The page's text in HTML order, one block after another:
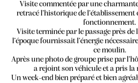
Visite commentée par une
retracé l’historique de
fonctionnement.
Visite terminée par le passage près de
l’époque fournissait l’énergie
ce moulin.
Après une photo de groupe prise par
a rejoint son véhicule et a pris la
Un week-end bien préparé et bien